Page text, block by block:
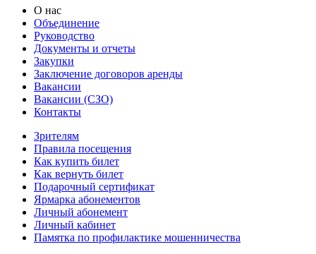
О нас
Объединение
Руководство
Документы и отчеты
Закупки
Заключение договоров аренды
Вакансии
Вакансии (СЗО)
Контакты
Зрителям
Правила посещения
Как купить билет
Как вернуть билет
Подарочный сертификат
Ярмарка абонементов
Личный абонемент
Личный кабинет
Памятка по профилактике мошенничества